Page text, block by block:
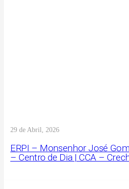
29 de Abril, 2026
ERPI – Monsenhor José
– Centro de Dia | CCA –